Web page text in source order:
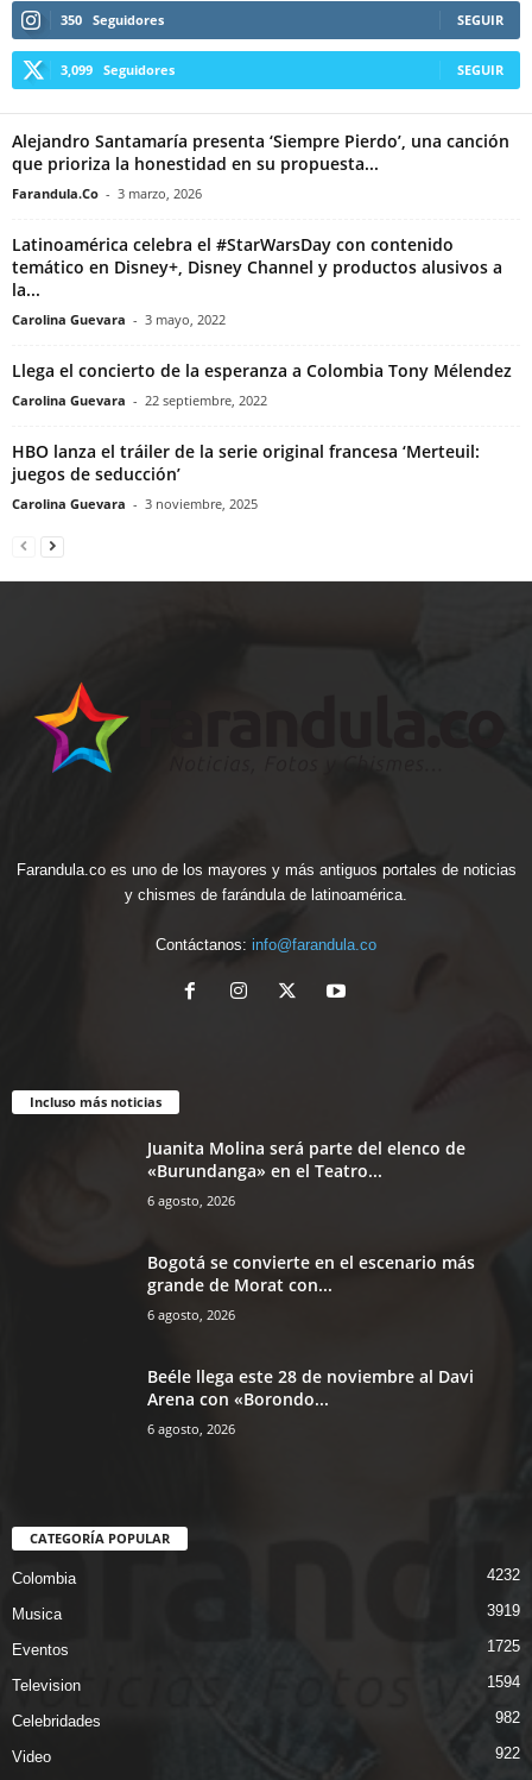
350 Seguidores SEGUIR
3,099 Seguidores SEGUIR
Alejandro Santamaría presenta ‘Siempre Pierdo’, una canción
que prioriza la honestidad en su propuesta...
Farandula.Co - 3 marzo, 2026
Latinoamérica celebra el #StarWarsDay con contenido
temático en Disney+, Disney Channel y productos alusivos a
la...
Carolina Guevara - 3 mayo, 2022
Llega el concierto de la esperanza a Colombia Tony Mélendez
Carolina Guevara - 22 septiembre, 2022
HBO lanza el tráiler de la serie original francesa ‘Merteuil:
juegos de seducción’
Carolina Guevara - 3 noviembre, 2025
Farandula.co es uno de los mayores y más antiguos portales de noticias
y chismes de farándula de latinoamérica.
Contáctanos: info@farandula.co
Incluso más noticias
Juanita Molina será parte del elenco de
«Burundanga» en el Teatro...
6 agosto, 2026
Bogotá se convierte en el escenario más
grande de Morat con...
6 agosto, 2026
Beéle llega este 28 de noviembre al Davi
Arena con «Borondo...
6 agosto, 2026
CATEGORÍA POPULAR
Colombia 4232
Musica 3919
Eventos 1725
Television 1594
Celebridades 982
Video 922